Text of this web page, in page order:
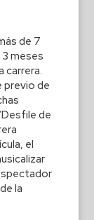
de 7
meses
carrera.
previo de
de
el
la